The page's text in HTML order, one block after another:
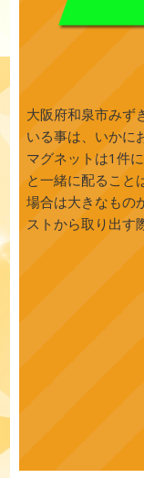
大阪府和泉市みず
いる事は、いかに
マグネットは1件
と一緒に配ること
場合は大きなもの
ストから取り出す